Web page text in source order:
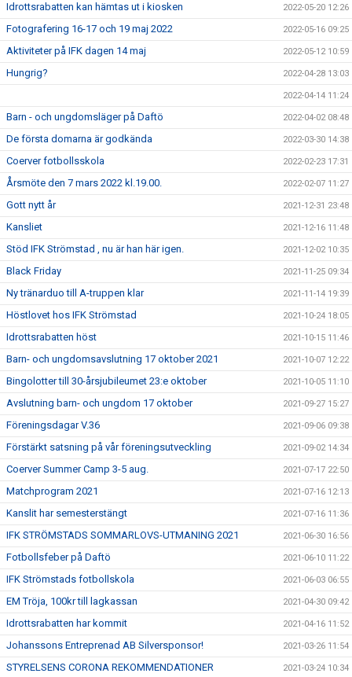
Idrottsrabatten kan hämtas ut i kiosken 2022-05-20 12:26
Fotografering 16-17 och 19 maj 2022 2022-05-16 09:25
Aktiviteter på IFK dagen 14 maj 2022-05-12 10:59
Hungrig? 2022-04-28 13:03
2022-04-14 11:24
Barn - och ungdomsläger på Daftö 2022-04-02 08:48
De första domarna är godkända 2022-03-30 14:38
Coerver fotbollsskola 2022-02-23 17:31
Årsmöte den 7 mars 2022 kl.19.00. 2022-02-07 11:27
Gott nytt år 2021-12-31 23:48
Kansliet 2021-12-16 11:48
Stöd IFK Strömstad , nu är han här igen. 2021-12-02 10:35
Black Friday 2021-11-25 09:34
Ny tränarduo till A-truppen klar 2021-11-14 19:39
Höstlovet hos IFK Strömstad 2021-10-24 18:05
Idrottsrabatten höst 2021-10-15 11:46
Barn- och ungdomsavslutning 17 oktober 2021 2021-10-07 12:22
Bingolotter till 30-årsjubileumet 23:e oktober 2021-10-05 11:10
Avslutning barn- och ungdom 17 oktober 2021-09-27 15:27
Föreningsdagar V.36 2021-09-06 09:38
Förstärkt satsning på vår föreningsutveckling 2021-09-02 14:34
Coerver Summer Camp 3-5 aug. 2021-07-17 22:50
Matchprogram 2021 2021-07-16 12:13
Kanslit har semesterstängt 2021-07-16 11:36
IFK STRÖMSTADS SOMMARLOVS-UTMANING 2021 2021-06-30 16:56
Fotbollsfeber på Daftö 2021-06-10 11:22
IFK Strömstads fotbollskola 2021-06-03 06:55
EM Tröja, 100kr till lagkassan 2021-04-30 09:42
Idrottsrabatten har kommit 2021-04-16 11:52
Johanssons Entreprenad AB Silversponsor! 2021-03-26 11:54
STYRELSENS CORONA REKOMMENDATIONER 2021-03-24 10:34